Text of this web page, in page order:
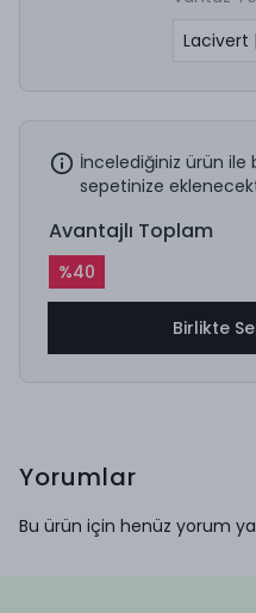
İncelediğiniz ürün ile
sepetinize
Avantajlı Toplam
%40
Birlikte
Yorumlar
Bu ürün için henüz yorum